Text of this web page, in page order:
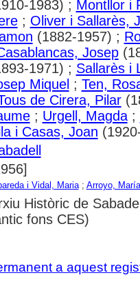
1983) ; Montllor i
; Oliver i Sallarès,
(1882-1957) ;
Josep
1971) ; Sallarès i
Miquel ; Ten,
de Cirera, Pilar
; Urgell, Magda;
i Casas, Joan
i Vidal, Maria; Arroyo,
Històric de
fons CES)
a aquest